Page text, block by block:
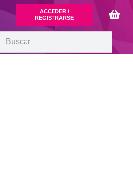
ACCEDER /
REGISTRARSE